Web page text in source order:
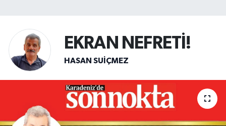
EKRAN NEFRETİ!
HASAN SUIÇMEZ
Teknoloji
TRABZON
TRABZONSPOR
Yaşam